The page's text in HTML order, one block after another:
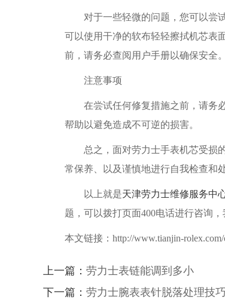
对于一些轻微的问题，您可以尝试
可以使用干净的软布轻轻擦拭机芯表
前，请务必查阅用户手册以确保安全。
注意事项
在尝试任何修复措施之前，请务必
帮助以避免造成不可逆的损害。
总之，面对劳力士手表机芯受损的
常保养、以及谨慎地进行自我检查和
以上就是天津劳力士维修服务中
题，可以拨打页面400电话进行咨询，
本文链接：http://www.tianjin-
上一篇： 劳力士表链能调到多小
下一篇： 劳力士腕表表针脱落处理技